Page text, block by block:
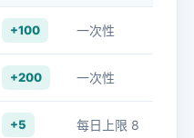
+100 一次性
+200 一次性
+5 每日上限 8